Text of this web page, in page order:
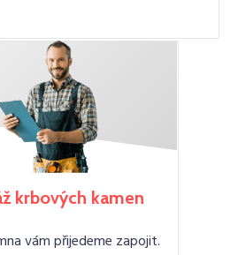
krbových kamen
vám přijedeme zapojit.